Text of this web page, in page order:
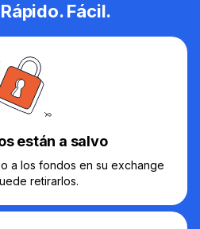
Fácil.
están a salvo
a los fondos en su exchange
retirarlos.